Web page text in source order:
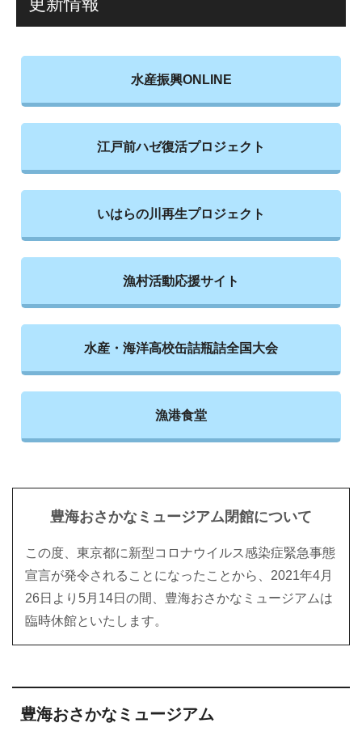
水産振興ONLINE
江戸前ハゼ復活プロジェクト
いはらの川再生プロジェクト
漁村活動応援サイト
水産・海洋高校缶詰瓶詰全国大会
漁港食堂
豊海おさかなミュージアム閉館について
この度、東京都に新型コロナウイルス感染症緊急事態
宣言が発令されることになったことから、2021年4月
26日より5月14日の間、豊海おさかなミュージアムは
臨時休館といたします。
豊海おさかなミュージアム